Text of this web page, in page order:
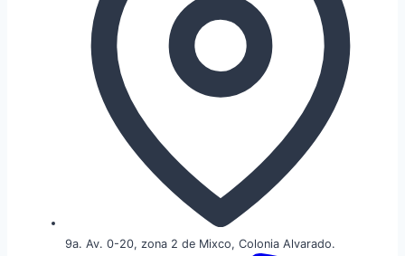
9a. Av. 0-20, zona 2 de Mixco, Colonia Alvarado.